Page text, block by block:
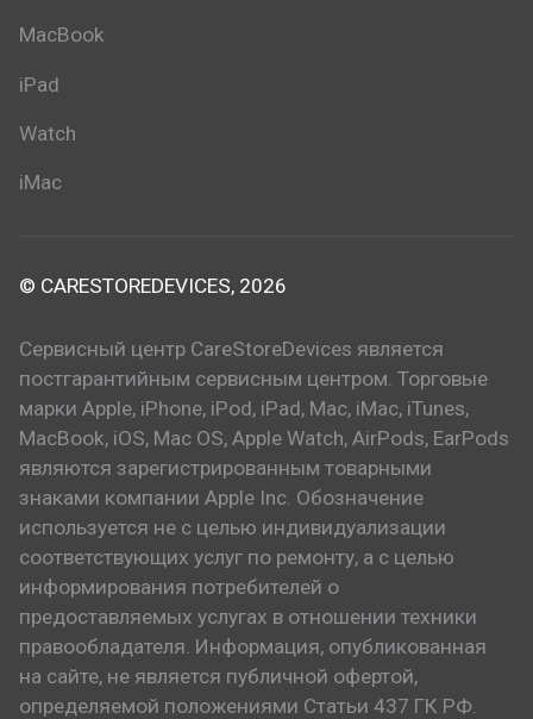
MacBook
iPad
Watch
iMac
© CARESTOREDEVICES, 2026
Сервисный центр CareStoreDevices является
постгарантийным сервисным центром. Торговые
марки Apple, iPhone, iPod, iPad, Mac, iMac, iTunes,
MacBook, iOS, Mac OS, Apple Watch, AirPods, EarPods
являются зарегистрированным товарными
знаками компании Apple Inc. Обозначение
используется не с целью индивидуализации
соответствующих услуг по ремонту, а с целью
информирования потребителей о
предоставляемых услугах в отношении техники
правообладателя. Информация, опубликованная
на сайте, не является публичной офертой,
определяемой положениями Статьи 437 ГК РФ.